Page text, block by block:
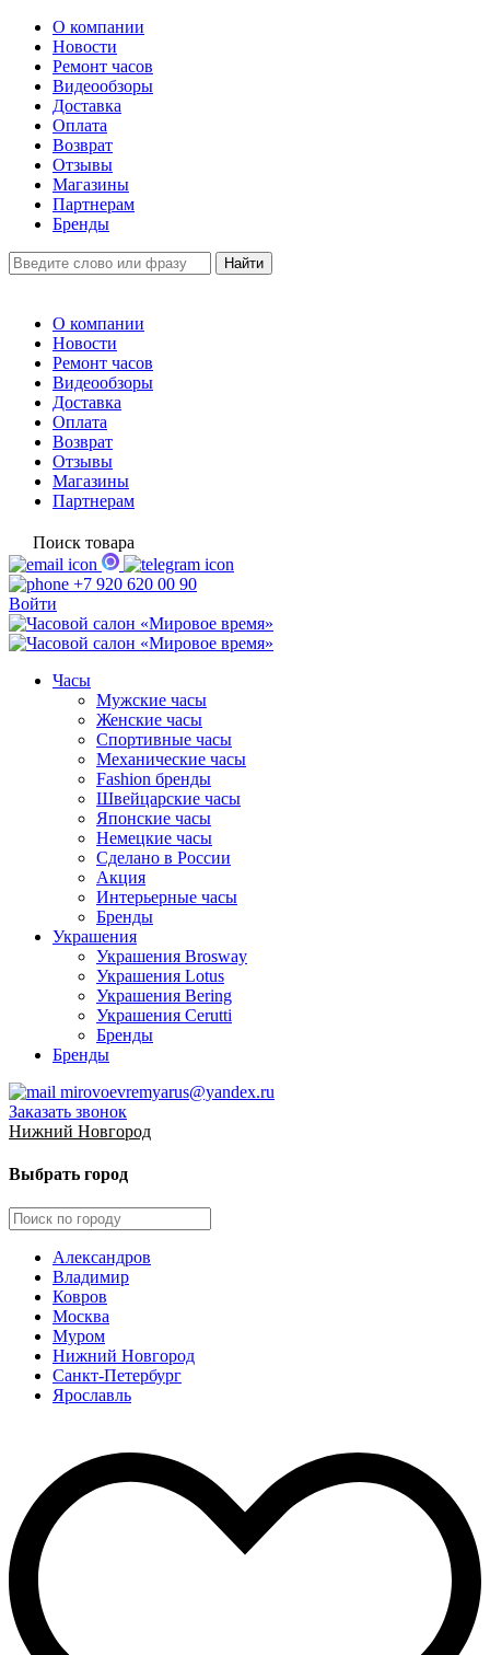
О компании
Новости
Ремонт часов
Видеообзоры
Доставка
Оплата
Возврат
Отзывы
Магазины
Партнерам
Бренды
О компании
Новости
Ремонт часов
Видеообзоры
Доставка
Оплата
Возврат
Отзывы
Магазины
Партнерам
Поиск товара
+7 920 620 00 90
Войти
Часы
Мужские часы
Женские часы
Спортивные часы
Механические часы
Fashion бренды
Швейцарские часы
Японские часы
Немецкие часы
Сделано в России
Акция
Интерьерные часы
Бренды
Украшения
Украшения Brosway
Украшения Lotus
Украшения Bering
Украшения Cerutti
Бренды
Бренды
mirovoevremyarus@yandex.ru
Заказать звонок
Нижний Новгород
Выбрать город
Александров
Владимир
Ковров
Москва
Муром
Нижний Новгород
Санкт-Петербург
Ярославль